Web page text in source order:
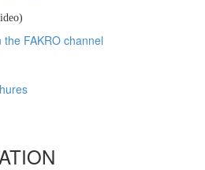
FAKRO channel